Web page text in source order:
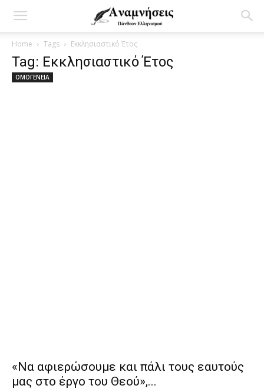
Home Tags Εκκλησιαστικό Έτος
Tag: Εκκλησιαστικό Έτος
ΟΜΟΓΕΝΕΙΑ
«Να αφιερώσουμε και πάλι τους εαυτούς
μας στο έργο του Θεού»,...